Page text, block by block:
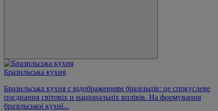
Бразильська кухня
Бразильська кухня є відображенням бразільців: це спокуслеве
поєднання світовіх и національніх вплівів. На формування
бразільської кухнї...